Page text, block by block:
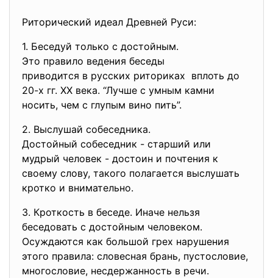
Риторический идеал Древней Руси:
1. Беседуй только с достойным.
Это правило ведения беседы
приводится в русских риториках вплоть до
20-х гг. ХХ века. “Лучше с умным камни
носить, чем с глупым вино пить”.
2. Выслушай собеседника.
Достойный собеседник - старший или
мудрый человек - достоин и почтения к
своему слову, такого полагается выслушать
кротко и внимательно.
3. Кроткость в беседе. Иначе нельзя
беседовать с достойным человеком.
Осуждаются как большой грех нарушения
этого правила: словесная брань, пустословие,
многословие, несдержанность в речи.